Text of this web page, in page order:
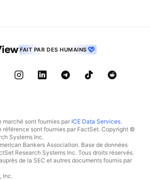
FAIT PAR DES HUMAINS
marché sont fournies par ICE Data Services.
référence sont fournies par FactSet. Copyright ©
Systems Inc.
Bankers Association. Base de données
Research Systems Inc. Tous droits réservés.
de la SEC et autres documents fournis par
Inc.